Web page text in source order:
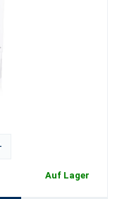
Auf Lager